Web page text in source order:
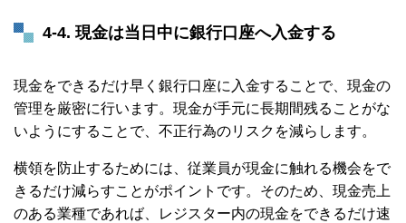
4-4. 現金は当日中に銀行口座へ入金する
現金をできるだけ早く銀行口座に入金することで、現金の
管理を厳密に行います。現金が手元に長期間残ることがな
いようにすることで、不正行為のリスクを減らします。
横領を防止するためには、従業員が現金に触れる機会をで
きるだけ減らすことがポイントです。そのため、現金売上
のある業種であれば、レジスター内の現金をできるだけ速